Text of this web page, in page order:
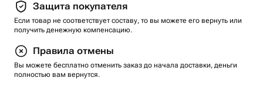
Защита покупателя
Если товар не соответствует составу, то вы можете его вернуть или
получить денежную компенсацию.
Правила отмены
Вы можете бесплатно отменить заказ до начала доставки, деньги
полностью вам вернутся.